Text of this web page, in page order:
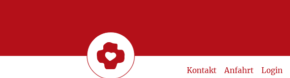
Kontakt Anfahrt Login